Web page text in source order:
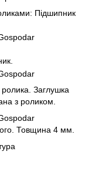
Підшипник
Заглушка
з роликом.
Товщина 4 мм.